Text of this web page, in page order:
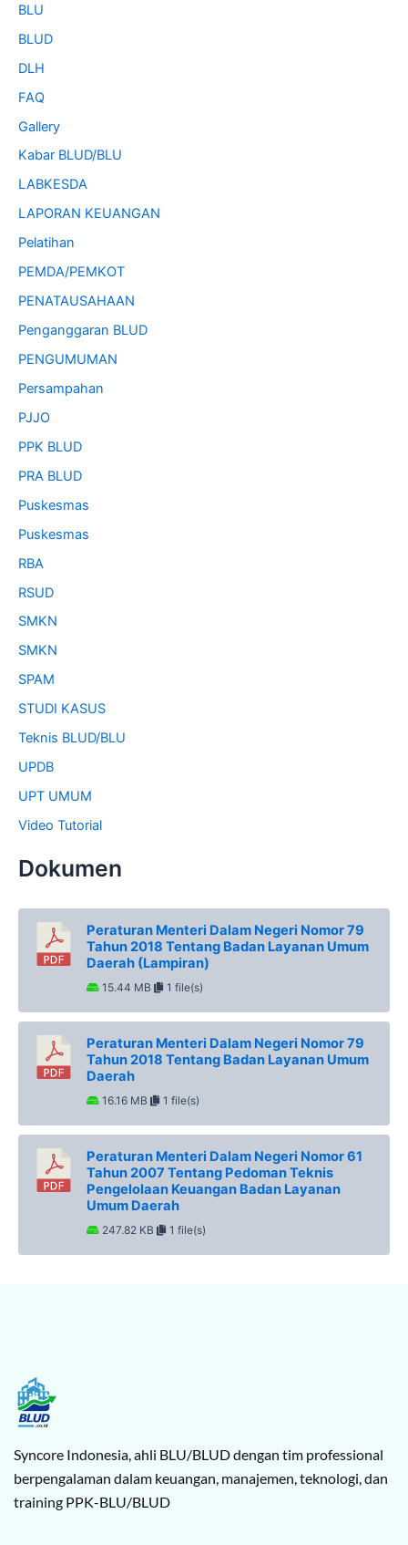
BLU
BLUD
DLH
FAQ
Gallery
Kabar BLUD/BLU
LABKESDA
LAPORAN KEUANGAN
Pelatihan
PEMDA/PEMKOT
PENATAUSAHAAN
Penganggaran BLUD
PENGUMUMAN
Persampahan
PJJO
PPK BLUD
PRA BLUD
Puskesmas
Puskesmas
RBA
RSUD
SMKN
SMKN
SPAM
STUDI KASUS
Teknis BLUD/BLU
UPDB
UPT UMUM
Video Tutorial
Dokumen
Peraturan Menteri Dalam Negeri Nomor 79
Tahun 2018 Tentang Badan Layanan Umum
Daerah (Lampiran)
15.44 MB 1 file(s)
Peraturan Menteri Dalam Negeri Nomor 79
Tahun 2018 Tentang Badan Layanan Umum
Daerah
16.16 MB 1 file(s)
Peraturan Menteri Dalam Negeri Nomor 61
Tahun 2007 Tentang Pedoman Teknis
Pengelolaan Keuangan Badan Layanan
Umum Daerah
247.82 KB 1 file(s)
Syncore Indonesia, ahli BLU/BLUD dengan tim professional
berpengalaman dalam keuangan, manajemen, teknologi, dan
training PPK-BLU/BLUD